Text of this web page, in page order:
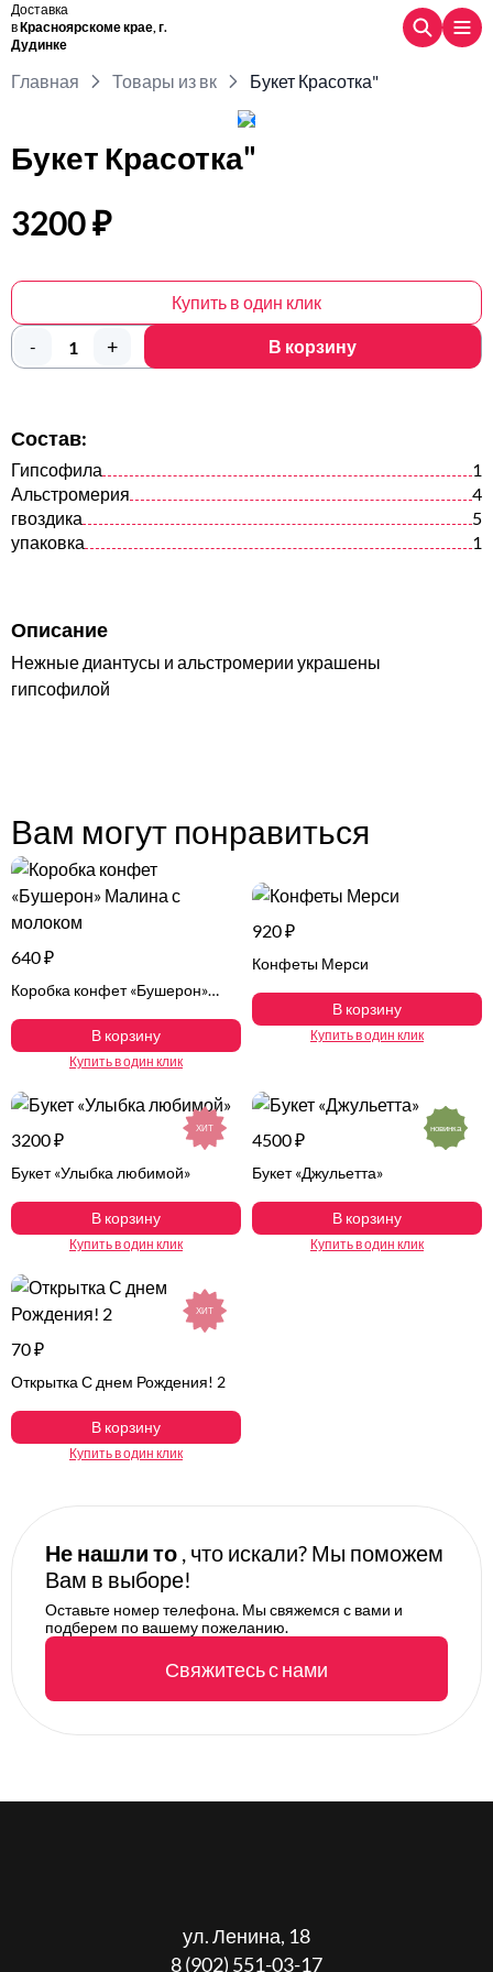
Доставка
вКрасноярскоме крае, г.
Дудинке
Главная Товары из вк Букет Красотка"
Букет Красотка"
3200 ₽
Купить в один клик
- + В корзину
Состав:
Гипсофила
1
Альстромерия
4
гвоздика
5
упаковка
1
Описание
Нежные диантусы и альстромерии украшены
гипсофилой
Вам могут понравиться
640 ₽
Коробка конфет «Бушерон»
Купить в один клик
В корзину
920 ₽
Конфеты Мерси
Купить в один клик
В корзину
3200 ₽
Букет «Улыбка любимой»
Купить в один клик
В корзину
ХИТ
4500 ₽
Букет «Джульетта»
Купить в один клик
В корзину
новинка
70 ₽
Открытка С днем Рождения! 2
Купить в один клик
В корзину
ХИТ
Не нашли то , что искали? Мы поможем
Вам в выборе!
Оставьте номер телефона. Мы свяжемся с вами и
подберем по вашему пожеланию.
Свяжитесь с нами
ул. Ленина, 18
8 (902) 551-03-17